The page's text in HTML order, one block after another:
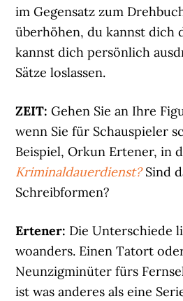
im Gegensatz zum
überhöhen, du kannst dich
kannst dich persönlich
Sätze loslassen.
ZEIT: Gehen Sie an Ihre
wenn Sie für Schauspieler
Beispiel, Orkun Ertener, in
Kriminaldauerdienst?Sind
Schreibformen?
Ertener: Die Unterschiede
woanders. Einen Tatort
Neunzigminüter fürs
ist was anderes als eine